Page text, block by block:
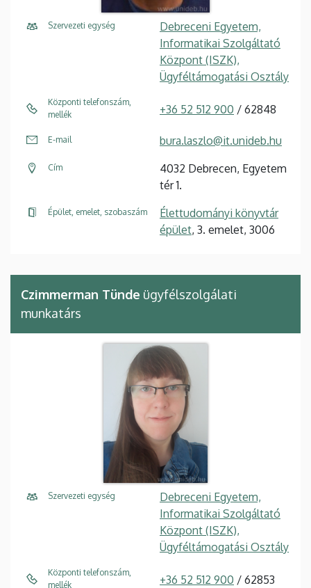
Szervezeti egység
Debreceni Egyetem,
Informatikai Szolgáltató
Központ (ISZK),
Ügyféltámogatási Osztály
Központi telefonszám,
mellék
+36 52 512 900 / 62848
E-mail bura.laszlo@it.unideb.hu
Cím
4032 Debrecen, Egyetem
tér 1.
Épület, emelet, szobaszám
Élettudományi könyvtár
épület, 3. emelet, 3006
Czimmerman Tünde ügyfélszolgálati
munkatárs
Szervezeti egység
Debreceni Egyetem,
Informatikai Szolgáltató
Központ (ISZK),
Ügyféltámogatási Osztály
Központi telefonszám,
mellék
+36 52 512 900 / 62853